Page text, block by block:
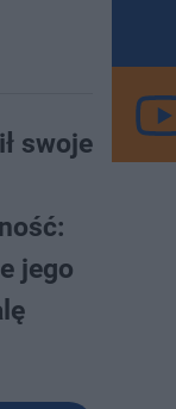
swoje
jego